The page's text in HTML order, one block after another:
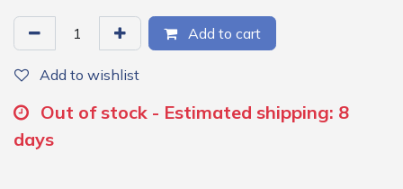
Add to cart
Add to wishlist
Out of stock - Estimated shipping: 8
days